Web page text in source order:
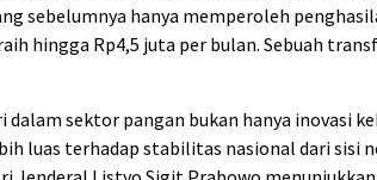
sebelumnya hanya memperoleh
hingga Rp4,5 juta per bulan. Sebuah
sektor pangan bukan hanya inovasi
luas terhadap stabilitas nasional dari sisi